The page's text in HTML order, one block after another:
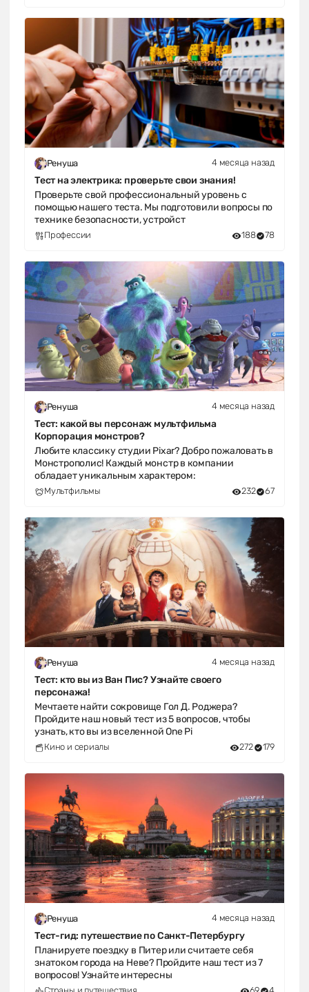
Ренуша 4 месяца назад
Тест на электрика: проверьте свои знания!
Проверьте свой профессиональный уровень с
помощью нашего теста. Мы подготовили вопросы по
технике безопасности, устройст
Профессии 188 78
Ренуша 4 месяца назад
Тест: какой вы персонаж мультфильма
Корпорация монстров?
Любите классику студии Pixar? Добро пожаловать в
Монстрополис! Каждый монстр в компании
обладает уникальным характером:
Мультфильмы 232 67
Ренуша 4 месяца назад
Тест: кто вы из Ван Пис? Узнайте своего
персонажа!
Мечтаете найти сокровище Гол Д. Роджера?
Пройдите наш новый тест из 5 вопросов, чтобы
узнать, кто вы из вселенной One Pi
Кино и сериалы 272 179
Ренуша 4 месяца назад
Тест-гид: путешествие по Санкт-Петербургу
Планируете поездку в Питер или считаете себя
знатоком города на Неве? Пройдите наш тест из 7
вопросов! Узнайте интересны